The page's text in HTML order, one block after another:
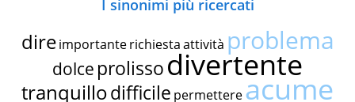
I sinonimi più ricercati
dire importante richiestaattività problema
dolce prolissodivertente
tranquillodifficile permettereacume